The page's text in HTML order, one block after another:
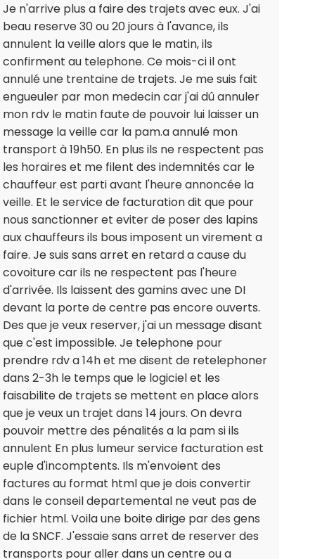
Je n'arrive plus a faire des trajets avec eux. J'ai
beau reserve 30 ou 20 jours à l'avance, ils
annulent la veille alors que le matin, ils
confirment au telephone. Ce mois-ci il ont
annulé une trentaine de trajets. Je me suis fait
engueuler par mon medecin car j'ai dû annuler
mon rdv le matin faute de pouvoir lui laisser un
message la veille car la pam.a annulé mon
transport à 19h50. En plus ils ne respectent pas
les horaires et me filent des indemnités car le
chauffeur est parti avant l'heure annoncée la
veille. Et le service de facturation dit que pour
nous sanctionner et eviter de poser des lapins
aux chauffeurs ils bous imposent un virement a
faire. Je suis sans arret en retard a cause du
covoiture car ils ne respectent pas l'heure
d'arrivée. Ils laissent des gamins avec une DI
devant la porte de centre pas encore ouverts.
Des que je veux reserver, j'ai un message disant
que c'est impossible. Je telephone pour
prendre rdv a 14h et me disent de retelephoner
dans 2-3h le temps que le logiciel et les
faisabilite de trajets se mettent en place alors
que je veux un trajet dans 14 jours. On devra
pouvoir mettre des pénalités a la pam si ils
annulent En plus lumeur service facturation est
euple d'incomptents. Ils m'envoient des
factures au format html que je dois convertir
dans le conseil departemental ne veut pas de
fichier html. Voila une boite dirige par des gens
de la SNCF. J'essaie sans arret de reserver des
transports pour aller dans un centre ou a